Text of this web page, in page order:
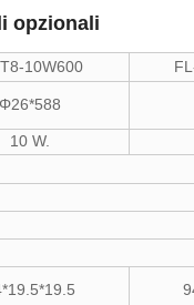
opzionali
10W600
Φ26*588
10 W.